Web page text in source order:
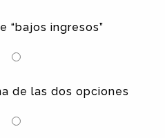
“bajos ingresos”
de las dos opciones